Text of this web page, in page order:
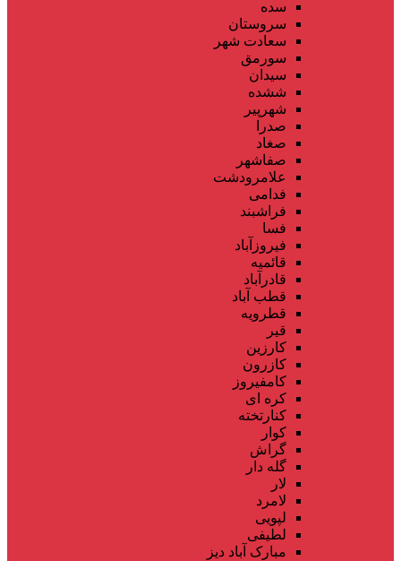
سده
سروستان
سعادت شهر
سورمق
سیدان
ششده
شهرپیر
صدرا
صغاد
صفاشهر
علامرودشت
فدامی
فراشبند
فسا
فیروزآباد
قائمیه
قادرآباد
قطب آباد
قطرویه
قیر
کارزین
کازرون
کامفیروز
کره ای
کنارتخته
کوار
گراش
گله دار
لار
لامرد
لپویی
لطیفی
مبارک آباد دیز